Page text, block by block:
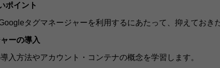
ポイント
タグマネージャーを利用するにあたって、抑えておき
ーの導入
入方法やアカウント・コンテナの概念を学習します。